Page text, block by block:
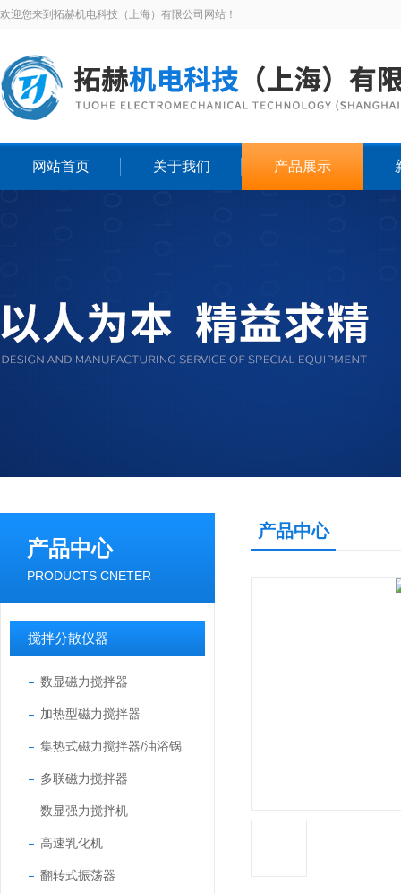
欢迎您来到拓赫机电科技（上海）有限公司网站！
网站首页 关于我们 产品展示
产品中心
PRODUCTS CNETER
搅拌分散仪器
数显磁力搅拌器
加热型磁力搅拌器
集热式磁力搅拌器/油浴锅
多联磁力搅拌器
数显强力搅拌机
高速乳化机
翻转式振荡器
产品中心